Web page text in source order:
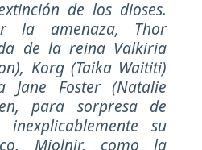
de los dioses.
la amenaza, Thor
de la reina Valkiria
Korg (Taika Waititi)
Foster (Natalie
para sorpresa de
inexplicablemente su
Mjolnir, como la